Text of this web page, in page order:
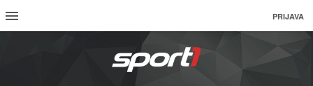
PRIJAVA